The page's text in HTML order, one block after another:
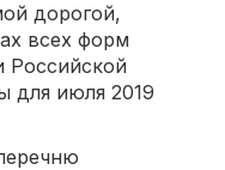
дорогой,
всех форм
Российской
для июля 2019